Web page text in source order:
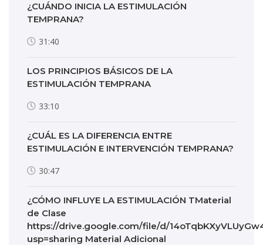
¿CUÁNDO INICIA LA ESTIMULACIÓN
TEMPRANA?
31:40
LOS PRINCIPIOS BÁSICOS DE LA
ESTIMULACIÓN TEMPRANA
33:10
¿CUÁL ES LA DIFERENCIA ENTRE
ESTIMULACIÓN E INTERVENCIÓN TEMPRANA?
30:47
¿CÓMO INFLUYE LA ESTIMULACIÓN TMaterial
de Clase
https://drive.google.com/file/d/
usp=sharing Material Adicional